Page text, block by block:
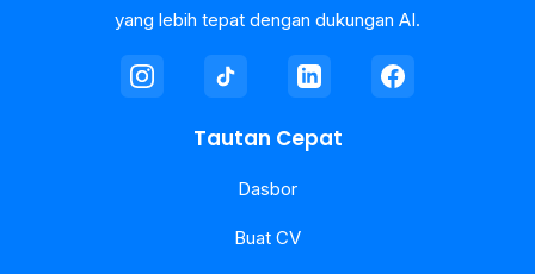
yang lebih tepat dengan dukungan AI.
Tautan Cepat
Dasbor
Buat CV